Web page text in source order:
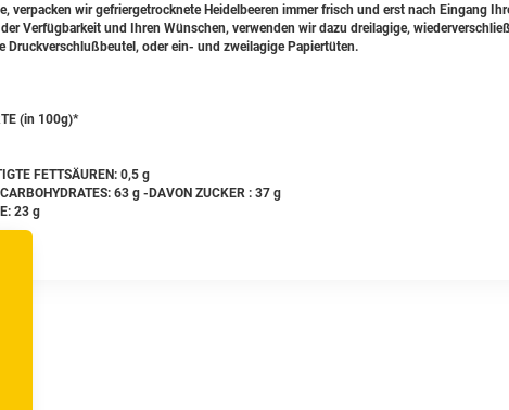
verpacken wir gefriergetrocknete Heidelbeeren immer frisch und erst nach Eingang
Verfügbarkeit und Ihren Wünschen, verwenden wir dazu dreilagige,
Druckverschlußbeutel, oder ein- und zweilagige Papiertüten.
(in 100g)*
FETTSÄUREN: 0,5 g
63 g -DAVON ZUCKER : 37 g
23 g